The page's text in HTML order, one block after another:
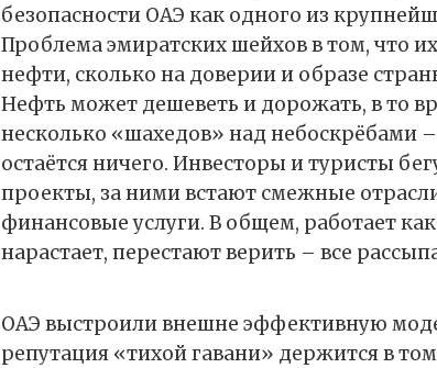
безопасности ОАЭ как одного из
Проблема эмиратских шейхов в том, что
нефти, сколько на доверии и образе
Нефть может дешеветь и дорожать, в то
несколько «шахедов» над небоскрёбами
остаётся ничего. Инвесторы и туристы
проекты, за ними встают смежные
финансовые услуги. В общем, работает
нарастает, перестают верить – все
ОАЭ выстроили внешне эффективную
репутация «тихой гавани» держится в